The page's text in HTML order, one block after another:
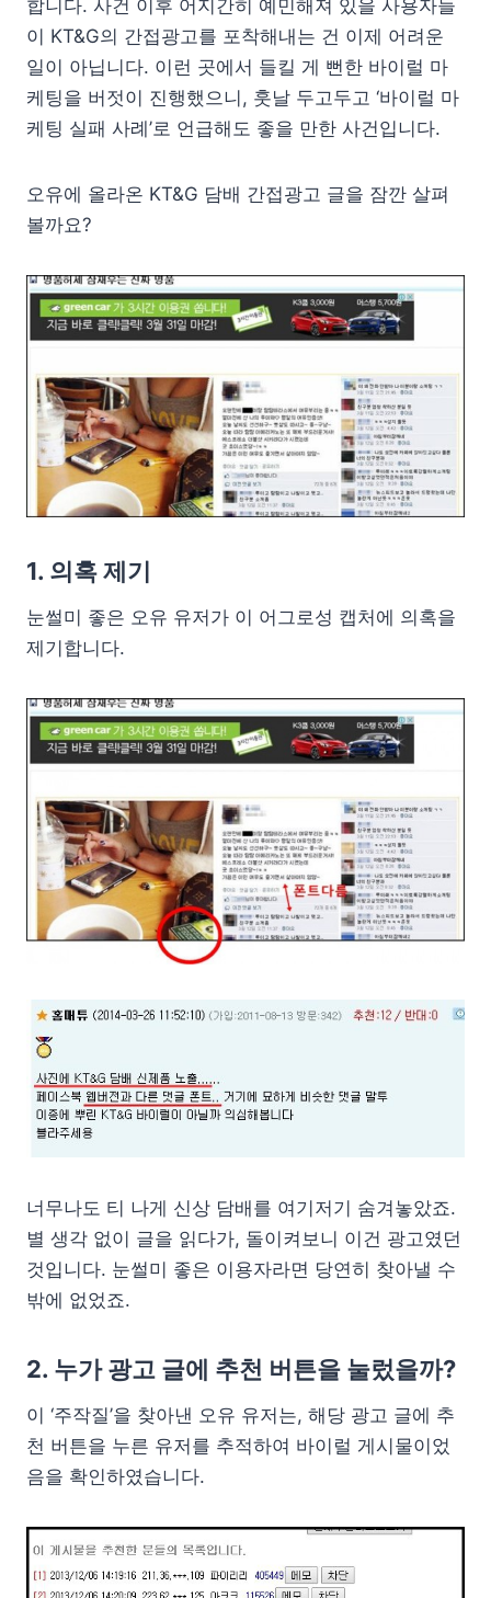
합니다. 사건 이후 어지간히 예민해져 있을 사용자들
이 KT&G의 간접광고를 포착해내는 건 이제 어려운
일이 아닙니다. 이런 곳에서 들킬 게 뻔한 바이럴 마
케팅을 버젓이 진행했으니, 훗날 두고두고 ‘바이럴 마
케팅 실패 사례’로 언급해도 좋을 만한 사건입니다.
오유에 올라온 KT&G 담배 간접광고 글을 잠깐 살펴
볼까요?
1. 의혹 제기
눈썰미 좋은 오유 유저가 이 어그로성 캡처에 의혹을
제기합니다.
너무나도 티 나게 신상 담배를 여기저기 숨겨놓았죠.
별 생각 없이 글을 읽다가, 돌이켜보니 이건 광고였던
것입니다. 눈썰미 좋은 이용자라면 당연히 찾아낼 수
밖에 없었죠.
2. 누가 광고 글에 추천 버튼을 눌렀을까?
이 ‘주작질’을 찾아낸 오유 유저는, 해당 광고 글에 추
천 버튼을 누른 유저를 추적하여 바이럴 게시물이었
음을 확인하였습니다.